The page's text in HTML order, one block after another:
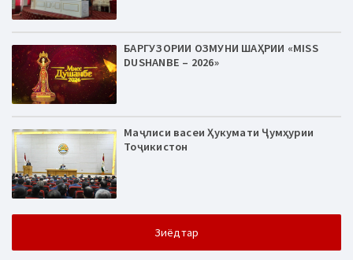
БАРГУЗОРИИ ОЗМУНИ ШАҲРИИ «MISS
DUSHANBE – 2026»
Маҷлиси васеи Ҳукумати Ҷумҳурии
Тоҷикистон
Зиёдтар